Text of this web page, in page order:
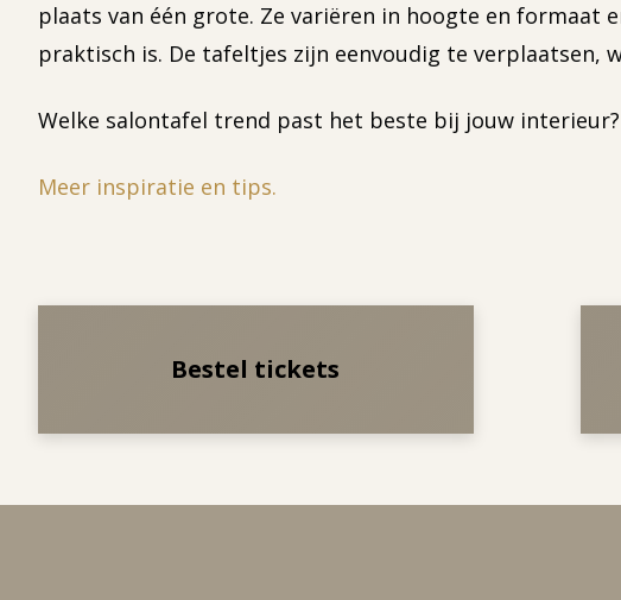
plaats van één grote. Ze variëren in hoogte en
praktisch is. De tafeltjes zijn eenvoudig te verplaatsen,
Welke salontafel trend past het beste bij jouw interieur?
Meer inspiratie en tips.
Bestel tickets